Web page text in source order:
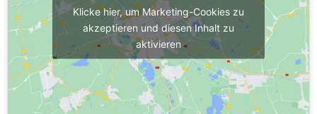
Klicke hier, um Marketing-Cookies zu
akzeptieren und diesen Inhalt zu
aktivieren